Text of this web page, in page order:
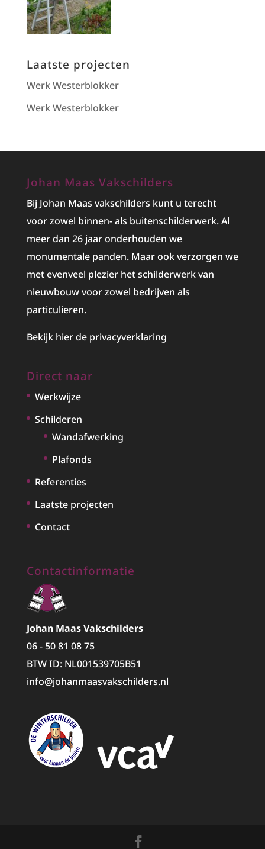
Laatste projecten
Werk Westerblokker
Werk Westerblokker
Johan Maas Vakschilders
Bij Johan Maas vakschilders kunt u terecht
voor zowel binnen- als buitenschilderwerk. Al
meer dan 26 jaar onderhouden we
monumentale panden. Maar ook verzorgen we
met evenveel plezier hetschilderwerkvan
nieuwbouw voor zowel bedrijven als
particulieren.
Bekijk hier de privacyverklaring
Direct naar
Werkwijze
Schilderen
Wandafwerking
Plafonds
Referenties
Laatste projecten
Contact
Contactinformatie
Johan Maas Vakschilders
06 - 50 81 08 75
BTW ID: NL001539705B51
info@johanmaasvakschilders.nl